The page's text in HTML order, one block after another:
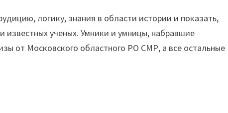
логику, знания в области истории и показать,
ученых. Умники и умницы, набравшие
от Московского областного РО СМР, а все остальные